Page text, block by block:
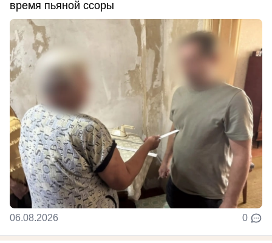
время пьяной ссоры
06.08.2026 0